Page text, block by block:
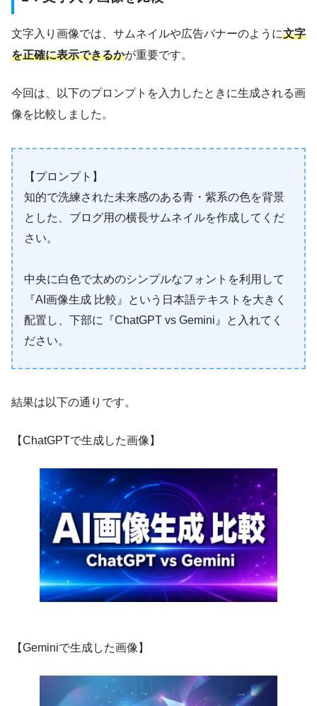
文字入り画像では、サムネイルや広告バナーのように文字
を正確に表示できるかが重要です。
今回は、以下のプロンプトを入力したときに生成される画
像を比較しました。
【プロンプト】
知的で洗練された未来感のある青・紫系の色を背景
とした、ブログ用の横長サムネイルを作成してくだ
さい。
中央に白色で太めのシンプルなフォントを利用して
『AI画像生成 比較』という日本語テキストを大きく
配置し、下部に『ChatGPT vs Gemini』と入れてく
ださい。
結果は以下の通りです。
【ChatGPTで生成した画像】
【Geminiで生成した画像】